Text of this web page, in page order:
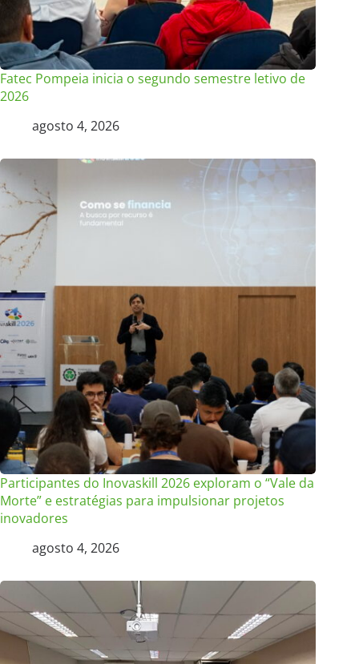
Fatec Pompeia inicia o segundo semestre letivo de
2026
agosto 4, 2026
Participantes do Inovaskill 2026 exploram o “Vale da
Morte” e estratégias para impulsionar projetos
inovadores
agosto 4, 2026